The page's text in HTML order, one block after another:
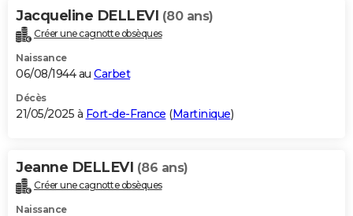
Carte de Noël
Carte Bonne année
Carte Saint-Valentin
Carte Pâques
Carte d'anniversaire
DICTIONNAIRE
Dictionnaire
Biographies
Citations
Expressions
Proverbes
PROGRAMME TV
S'inscrire
Se connecter
Lycées
Collèges
Primaires
Universités
Entreprises
Service militaire
Avis de recherche
AVIS DE DÉCÈS
Bricolage
Lifestyle
Culture
Sport
Auto
Television
Voyage
Cinema
Jacqueline DELLEVI (80 ans)
Créer une cagnotte obsèques
Naissance
06/08/1944 au Carbet
Décès
21/05/2025 à Fort-de-France (Martinique)
Jeanne DELLEVI (86 ans)
Créer une cagnotte obsèques
Naissance